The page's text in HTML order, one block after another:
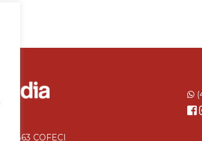
COFECI